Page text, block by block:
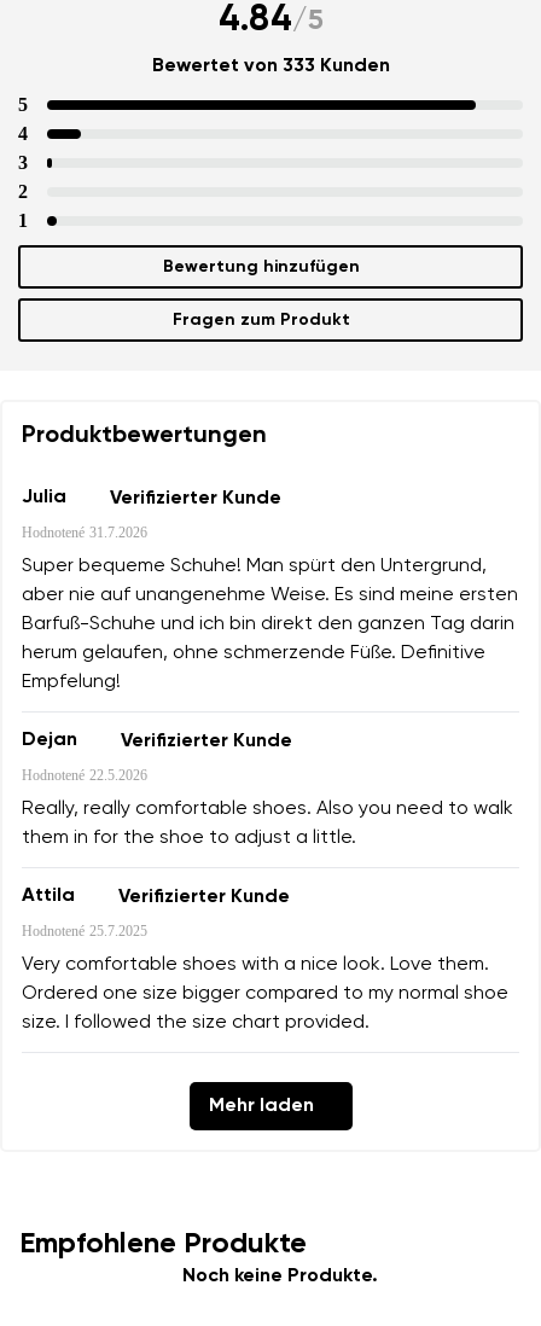
4.84/5
Bewertet von 333 Kunden
5
4
3
2
1
Bewertung hinzufügen
Fragen zum Produkt
Produktbewertungen
Julia Verifizierter Kunde
Hodnotené 31.7.2026
Super bequeme Schuhe! Man spürt den Untergrund,
aber nie auf unangenehme Weise. Es sind meine ersten
Barfuß-Schuhe und ich bin direkt den ganzen Tag darin
herum gelaufen, ohne schmerzende Füße. Definitive
Empfelung!
Dejan Verifizierter Kunde
Hodnotené 22.5.2026
Really, really comfortable shoes. Also you need to walk
them in for the shoe to adjust a little.
Attila Verifizierter Kunde
Hodnotené 25.7.2025
Very comfortable shoes with a nice look. Love them.
Ordered one size bigger compared to my normal shoe
size. I followed the size chart provided.
Mehr laden
Empfohlene Produkte
Noch keine Produkte.